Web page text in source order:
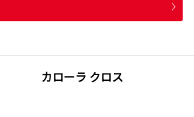
カローラ クロス